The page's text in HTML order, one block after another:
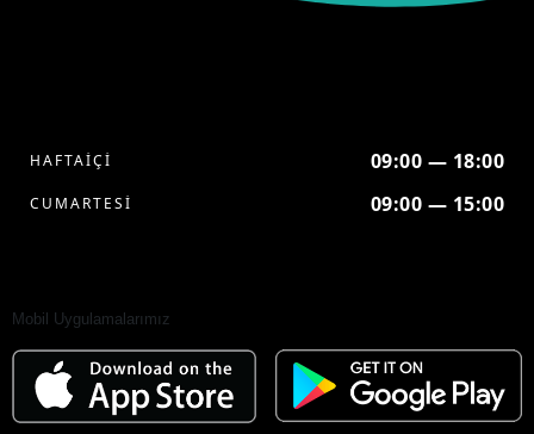
HAFTAİÇİ 09:00 — 18:00
CUMARTESİ 09:00 — 15:00
Mobil Uygulamalarımız